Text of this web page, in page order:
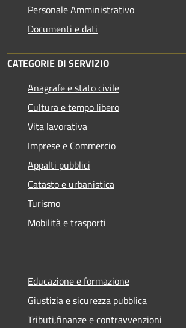
Personale Amministrativo
Documenti e dati
CATEGORIE DI SERVIZIO
Anagrafe e stato civile
Cultura e tempo libero
Vita lavorativa
Imprese e Commercio
Appalti pubblici
Catasto e urbanistica
Turismo
Mobilità e trasporti
Educazione e formazione
Giustizia e sicurezza pubblica
Tributi,finanze e contravvenzioni